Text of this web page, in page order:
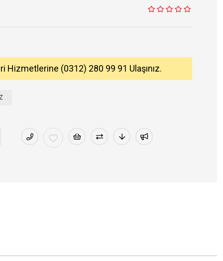
Hizmetlerine (0312) 280 99 91 Ulaşınız.